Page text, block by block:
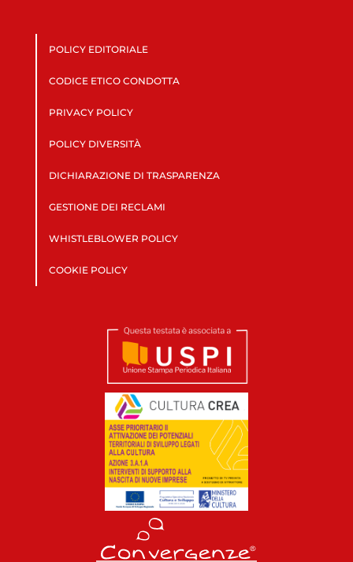
POLICY EDITORIALE
CODICE ETICO CONDOTTA
PRIVACY POLICY
POLICY DIVERSITÀ
DICHIARAZIONE DI TRASPARENZA
GESTIONE DEI RECLAMI
WHISTLEBLOWER POLICY
COOKIE POLICY